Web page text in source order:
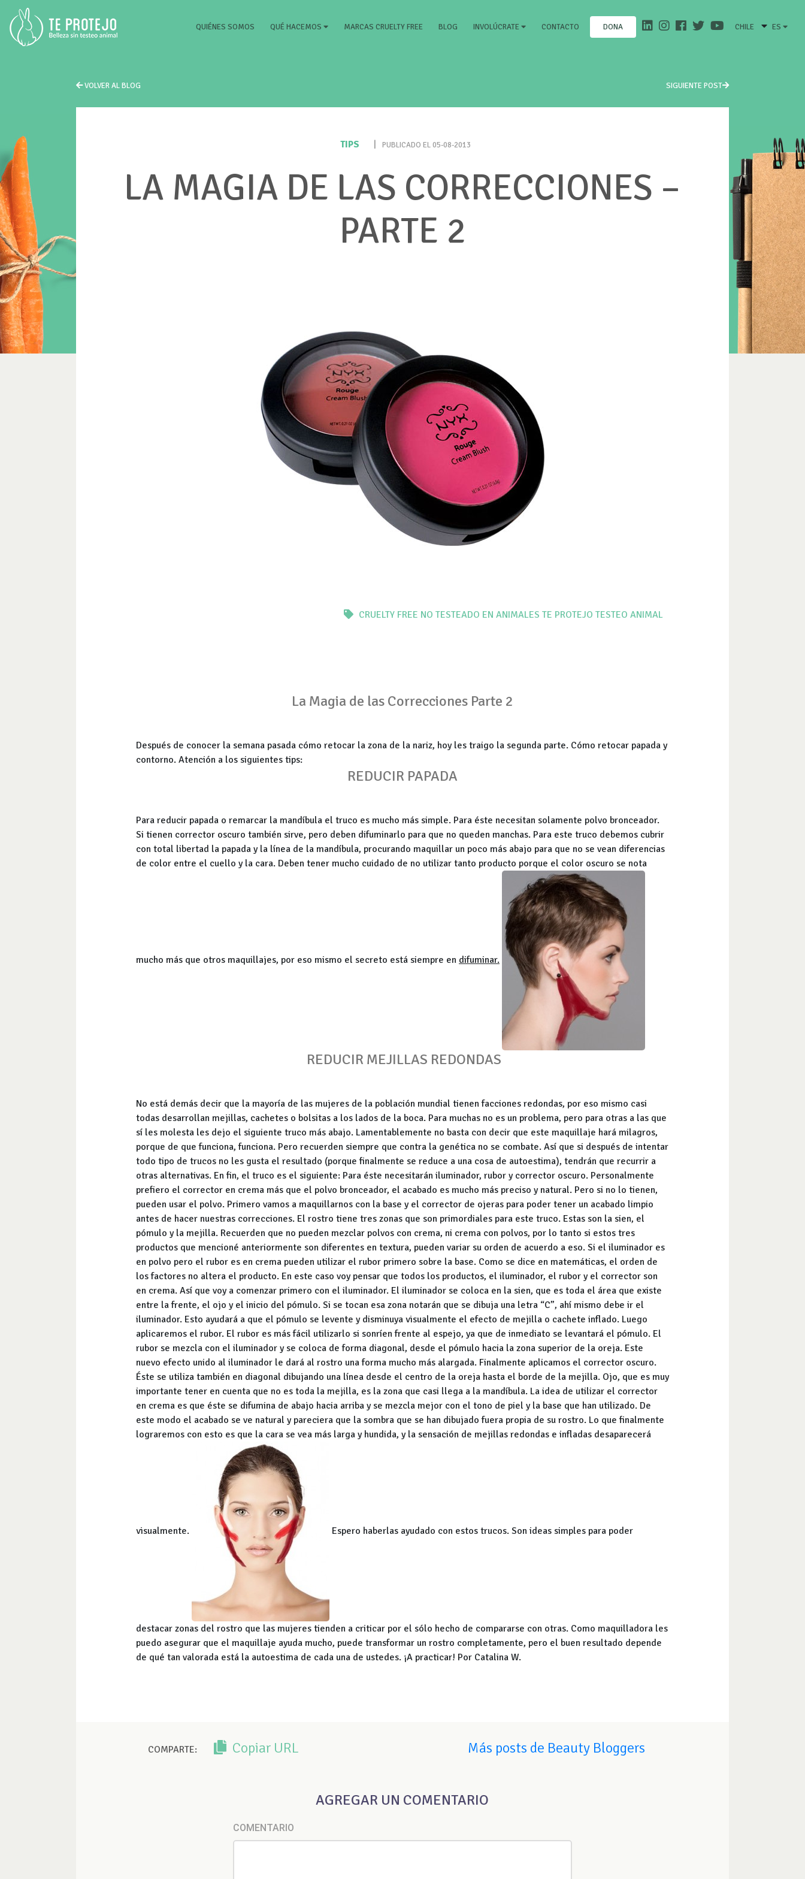
QUIÉNES SOMOS (CURRENT)
QUÉ HACEMOS MARCAS CRUELTY FREE BLOG INVOLÚCRATE CONTACTO DONA CHILE ES
VOLVER AL BLOG SIGUIENTE POST
TIPS PUBLICADO EL 05-08-2013
LA MAGIA DE LAS CORRECCIONES –
PARTE 2
CRUELTY FREE NO TESTEADO EN ANIMALES TE PROTEJO TESTEO ANIMAL
La Magia de las Correcciones Parte 2
Después de conocer la semana pasada cómo retocar la zona de la nariz, hoy les traigo la segunda parte. Cómo retocar papada y
contorno. Atención a los siguientes tips:
REDUCIR PAPADA
Para reducir papada o remarcar la mandíbula el truco es mucho más simple. Para éste necesitan solamente polvo bronceador.
Si tienen corrector oscuro también sirve, pero deben difuminarlo para que no queden manchas. Para este truco debemos cubrir
con total libertad la papada y la línea de la mandíbula, procurando maquillar un poco más abajo para que no se vean diferencias
de color entre el cuello y la cara. Deben tener mucho cuidado de no utilizar tanto producto porque el color oscuro se nota
mucho más que otros maquillajes, por eso mismo el secreto está siempre en difuminar.
REDUCIR MEJILLAS REDONDAS
No está demás decir que la mayoría de las mujeres de la población mundial tienen facciones redondas, por eso mismo casi
todas desarrollan mejillas, cachetes o bolsitas a los lados de la boca. Para muchas no es un problema, pero para otras a las que
sí les molesta les dejo el siguiente truco más abajo. Lamentablemente no basta con decir que este maquillaje hará milagros,
porque de que funciona, funciona. Pero recuerden siempre que contra la genética no se combate. Así que si después de intentar
todo tipo de trucos no les gusta el resultado (porque finalmente se reduce a una cosa de autoestima), tendrán que recurrir a
otras alternativas. En fin, el truco es el siguiente: Para éste necesitarán iluminador, rubor y corrector oscuro. Personalmente
prefiero el corrector en crema más que el polvo bronceador, el acabado es mucho más preciso y natural. Pero si no lo tienen,
pueden usar el polvo. Primero vamos a maquillarnos con la base y el corrector de ojeras para poder tener un acabado limpio
antes de hacer nuestras correcciones. El rostro tiene tres zonas que son primordiales para este truco. Estas son la sien, el
pómulo y la mejilla. Recuerden que no pueden mezclar polvos con crema, ni crema con polvos, por lo tanto si estos tres
productos que mencioné anteriormente son diferentes en textura, pueden variar su orden de acuerdo a eso. Si el iluminador es
en polvo pero el rubor es en crema pueden utilizar el rubor primero sobre la base. Como se dice en matemáticas, el orden de
los factores no altera el producto. En este caso voy pensar que todos los productos, el iluminador, el rubor y el corrector son
en crema. Así que voy a comenzar primero con el iluminador. El iluminador se coloca en la sien, que es toda el área que existe
entre la frente, el ojo y el inicio del pómulo. Si se tocan esa zona notarán que se dibuja una letra “C”, ahí mismo debe ir el
iluminador. Esto ayudará a que el pómulo se levente y disminuya visualmente el efecto de mejilla o cachete inflado. Luego
aplicaremos el rubor. El rubor es más fácil utilizarlo si sonríen frente al espejo, ya que de inmediato se levantará el pómulo. El
rubor se mezcla con el iluminador y se coloca de forma diagonal, desde el pómulo hacia la zona superior de la oreja. Este
nuevo efecto unido al iluminador le dará al rostro una forma mucho más alargada. Finalmente aplicamos el corrector oscuro.
Éste se utiliza también en diagonal dibujando una línea desde el centro de la oreja hasta el borde de la mejilla. Ojo, que es muy
importante tener en cuenta que no es toda la mejilla, es la zona que casi llega a la mandíbula. La idea de utilizar el corrector
en crema es que éste se difumina de abajo hacia arriba y se mezcla mejor con el tono de piel y la base que han utilizado. De
este modo el acabado se ve natural y pareciera que la sombra que se han dibujado fuera propia de su rostro. Lo que finalmente
lograremos con esto es que la cara se vea más larga y hundida, y la sensación de mejillas redondas e infladas desaparecerá
visualmente. Espero haberlas ayudado con estos trucos. Son ideas simples para poder
destacar zonas del rostro que las mujeres tienden a criticar por el sólo hecho de compararse con otras. Como maquilladora les
puedo asegurar que el maquillaje ayuda mucho, puede transformar un rostro completamente, pero el buen resultado depende
de qué tan valorada está la autoestima de cada una de ustedes. ¡A practicar! Por Catalina W.
COMPARTE: Copiar URL Más posts de Beauty Bloggers
AGREGAR UN COMENTARIO
COMENTARIO